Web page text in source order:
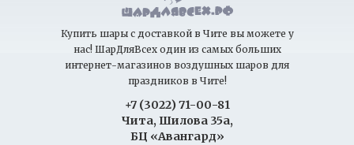
Купить шары с доставкой в Чите вы можете у
нас! ШарДляВсех один из самых больших
интернет-магазинов воздушных шаров для
праздников в Чите!
+7 (3022) 71-00-81
Чита, Шилова 35а,
БЦ «Авангард»